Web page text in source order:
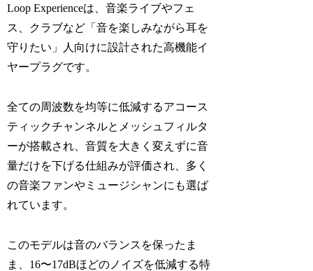
Loop Experienceは、音楽ライブやフェ
ス、クラブなど「音を楽しみながら耳を
守りたい」人向けに設計された高機能イ
ヤープラグです。
全ての周波数を均等に低減するアコース
ティックチャンネルとメッシュフィルタ
ーが搭載され、音質を大きく変えずに音
量だけを下げる仕組みが評価され、多く
の音楽ファンやミュージシャンにも選ば
れています。
このモデルは音のバランスを保ったま
ま、16〜17dBほどのノイズを低減する特